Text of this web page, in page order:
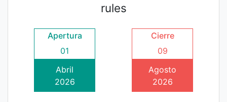
rules
Apertura
01
Abril
2026
Cierre
09
Agosto
2026